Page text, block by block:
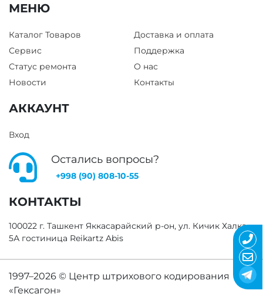
МЕНЮ
Каталог Товаров
Доставка и оплата
Сервис
Поддержка
Статус ремонта
О нас
Новости
Контакты
АККАУНТ
Вход
Остались вопросы?
+998 (90) 808-10-55
КОНТАКТЫ
100022 г. Ташкент Яккасарайский р-он, ул. Кичик Халка
5А гостиница Reikartz Abis
1997–2026 © Центр штрихового кодирования
«Гексагон»